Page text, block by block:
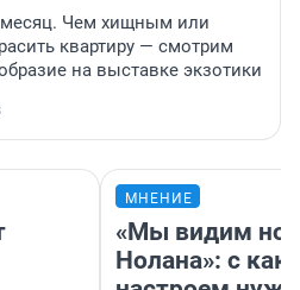
месяц. Чем хищным или
квартиру — смотрим
на выставке экзотики
МНЕНИЕ
«Мы видим
Нолана»: с